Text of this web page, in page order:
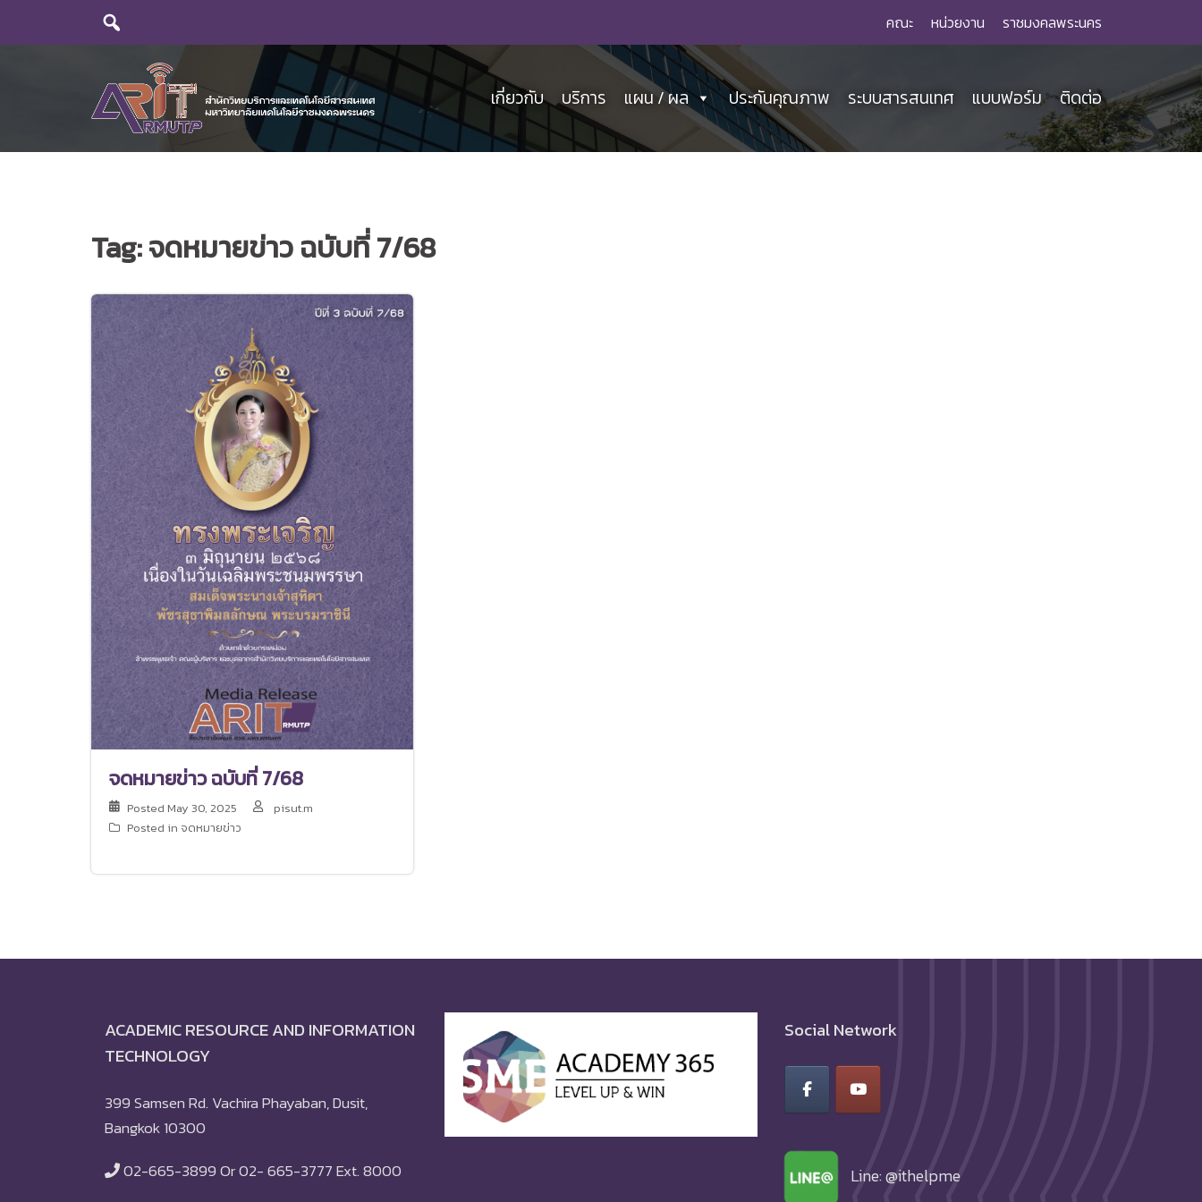
คณะ หน่วยงาน ราชมงคลพระนคร
เกี่ยวกับ บริการ แผน / ผล ประกันคุณภาพ ระบบสารสนเทศ แบบฟอร์ม ติดต่อ
Tag:จดหมายข่าว ฉบับที่ 7/68
จดหมายข่าว ฉบับที่ 7/68
Posted May 30, 2025
pisut.m
Posted in จดหมายข่าว
ACADEMIC RESOURCE AND INFORMATION
TECHNOLOGY
399 Samsen Rd. Vachira Phayaban, Dusit,
Bangkok 10300
02-665-3899 Or 02- 665-3777 Ext. 8000
Social Network
Line: @ithelpme